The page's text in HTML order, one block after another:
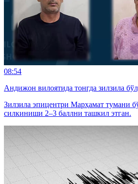
08:54
Андижон вилоятида тонгда зилзила
Зилзила эпицентри Марҳамат тумани
силкиниши 2–3 баллни ташкил этган.